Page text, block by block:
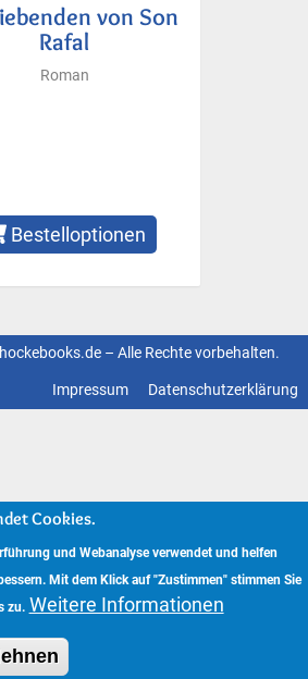
von Son
Rafal
Roman
Bestelloptionen
– Alle Rechte vorbehalten.
Datenschutzerklärung
Impressum
Cookies.
und Webanalyse verwendet und helfen
Mit dem Klick auf "Zustimmen" stimmen Sie
zu. Weitere Informationen